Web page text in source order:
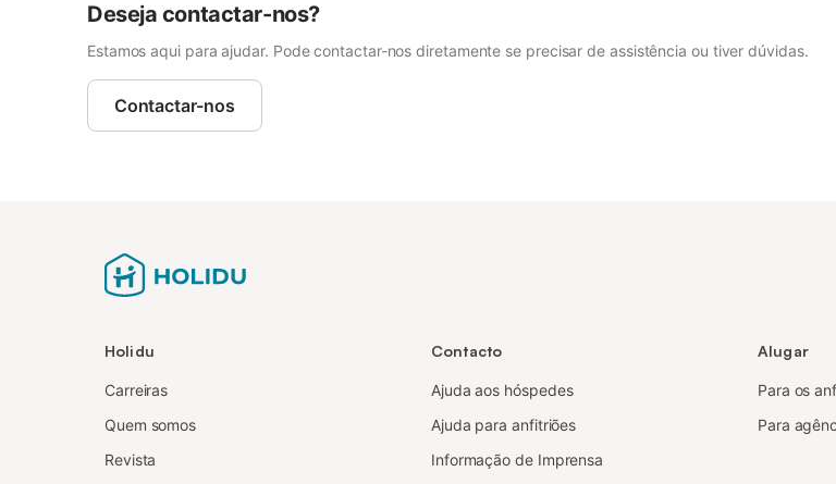
Deseja contactar-nos?
Estamos aqui para ajudar. Pode contactar-nos diretamente se precisar de assistência ou tiver dúvidas.
Contactar-nos
Holidu
Carreiras
Quem somos
Revista
Contacto
Ajuda aos hóspedes
Ajuda para anfitriões
Informação de Imprensa
Alugar
Para os
Para